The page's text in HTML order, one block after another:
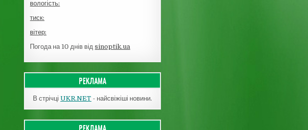
вологість:
тиск:
вітер:
Погода на 10 днів відsinoptik.ua
РЕКЛАМА
В стрічціUKR.NET - найсвіжіші новини.
РЕКЛАМА